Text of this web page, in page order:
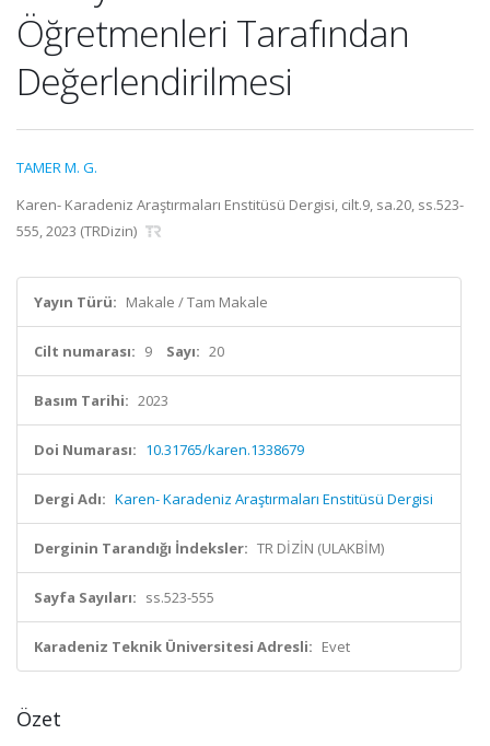
Öğretmenleri Tarafından
Değerlendirilmesi
TAMER M. G.
Karen- Karadeniz Araştırmaları Enstitüsü Dergisi, cilt.9, sa.20, ss.523-
555, 2023 (TRDizin)
Yayın Türü: Makale / Tam Makale
Cilt numarası: 9 Sayı: 20
Basım Tarihi: 2023
Doi Numarası: 10.31765/karen.1338679
Dergi Adı: Karen- Karadeniz Araştırmaları Enstitüsü Dergisi
Derginin Tarandığı İndeksler: TR DİZİN (ULAKBİM)
Sayfa Sayıları: ss.523-555
Karadeniz Teknik Üniversitesi Adresli: Evet
Özet